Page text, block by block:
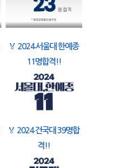
🏅 2024 서울대 한예종
11명합격!!
🏅 2024 건국대 39명합
격!!